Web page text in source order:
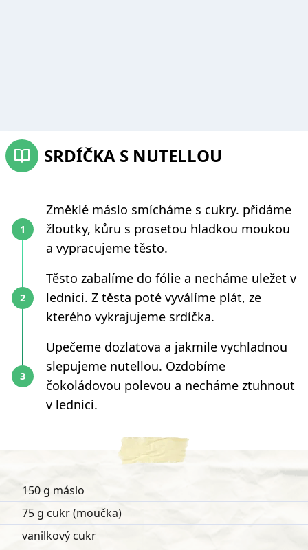
SRDÍČKA S NUTELLOU
Změklé máslo smícháme s cukry. přidáme
žloutky, kůru s prosetou hladkou moukou
a vypracujeme těsto.
Těsto zabalíme do fólie a necháme uležet v
lednici. Z těsta poté vyválíme plát, ze
kterého vykrajujeme srdíčka.
Upečeme dozlatova a jakmile vychladnou
slepujeme nutellou. Ozdobíme
čokoládovou polevou a necháme ztuhnout
v lednici.
150 g máslo
75 g cukr (moučka)
vanilkový cukr